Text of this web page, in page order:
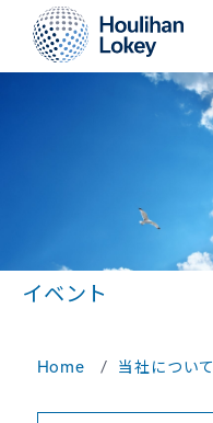
イベント
Home 当社について